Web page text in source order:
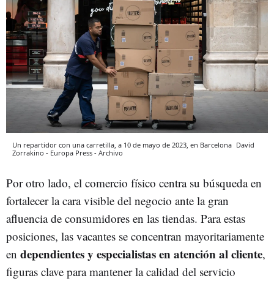
Un repartidor con una carretilla, a 10 de mayo de 2023, en Barcelona David
Zorrakino - Europa Press - Archivo
Por otro lado, el comercio físico centra su búsqueda en
fortalecer la cara visible del negocio ante la gran
afluencia de consumidores en las tiendas. Para estas
posiciones, las vacantes se concentran mayoritariamente
en dependientes y especialistas en atención al cliente,
figuras clave para mantener la calidad del servicio